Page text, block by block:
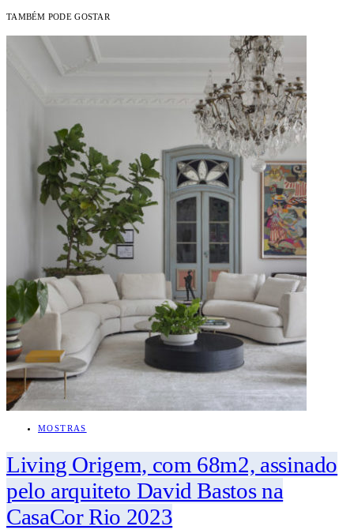
TAMBÉM PODE GOSTAR
MOSTRAS
Living Origem, com 68m2, assinado
pelo arquiteto David Bastos na
CasaCor Rio 2023